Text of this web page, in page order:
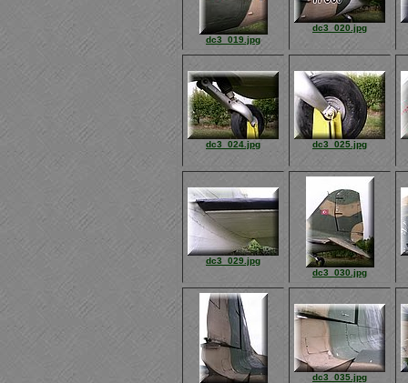
dc3_019.jpg
dc3_020.jpg
dc3_024.jpg dc3_025.jpg
dc3_029.jpg
dc3_030.jpg
dc3_035.jpg